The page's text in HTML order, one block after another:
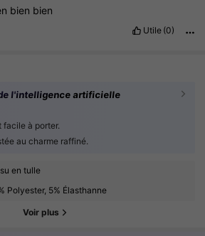
bien bien
Utile (0)
l'intelligence artificielle
facile à porter.
au charme raffiné.
en tulle
Polyester, 5% Élasthanne
Voir plus
Suiveurs
Suiveurs